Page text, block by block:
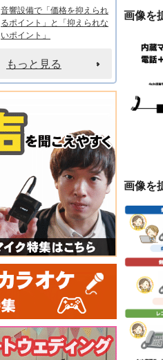
画像を
画像を
音響設備で「価格を抑えられ
るポイント」と「抑えられな
いポイント」
もっと見る